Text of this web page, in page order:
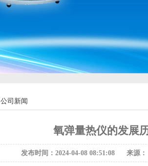
公司新闻
氧弹量热仪的发展
发布时间：2024-04-08 08:51:08 来源：